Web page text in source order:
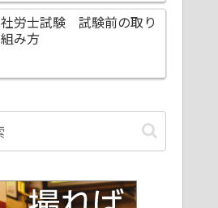
社労士試験 試験前の取り
組み方